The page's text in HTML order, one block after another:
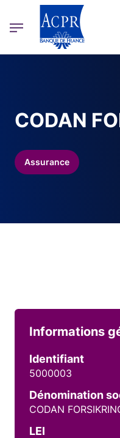
ACPR Menu Principal
CODAN
Assurance
Informations
Identifiant
5000003
Dénomination
CODAN
LEI